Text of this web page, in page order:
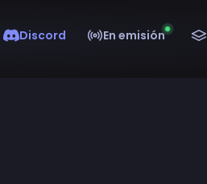
Discord En emisión